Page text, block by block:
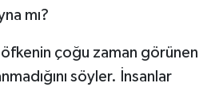
mı?
çoğu zaman görünen
söyler. İnsanlar